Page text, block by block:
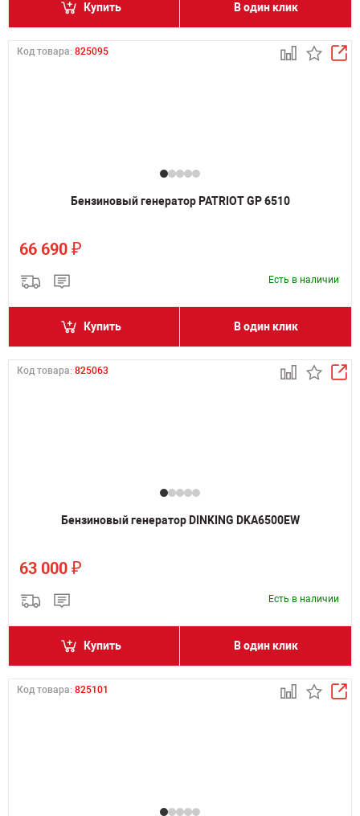
Купить В один клик
Код товара: 825095
Бензиновый генератор PATRIOT GP 6510
66 690 ₽
Есть в наличии
Купить В один клик
Код товара: 825063
Бензиновый генератор DINKING DKA6500EW
63 000 ₽
Есть в наличии
Купить В один клик
Код товара: 825101